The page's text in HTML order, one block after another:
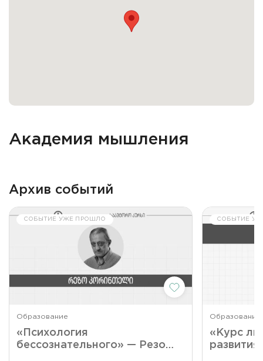
Академия мышления
Архив событий
СОБЫТИЕ УЖЕ ПРОШЛО
Образование
«Психология
бессознательного» — Резо
СОБЫТИЕ
Образование
«Курс